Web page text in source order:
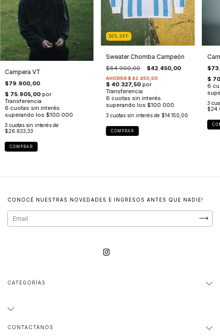
Campera VT
$79.900,00
3 cuotas sin interés de
$26.633,33
COMPRAR
50 % OFF
Sweater Chomba Campeón
$84.900,00 $42.450,00
3 cuotas sin interés de $14.150,00
COMPRAR
3
CONOCÉ NUESTRAS NOVEDADES E INGRESOS ANTES QUE NADIE!
CATEGORÍAS
CONTACTÁNOS